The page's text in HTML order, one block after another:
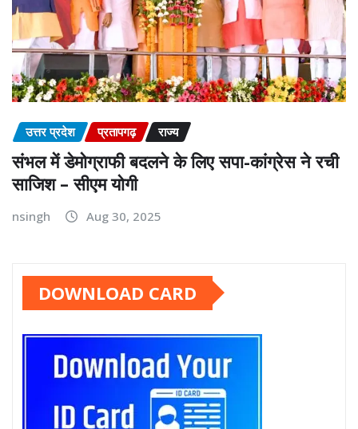
उत्तर प्रदेश प्रतापगढ़ राज्य
संभल में डेमोग्राफी बदलने के लिए सपा-कांग्रेस ने रची
साजिश – सीएम योगी
nsingh Aug 30, 2025
DOWNLOAD CARD